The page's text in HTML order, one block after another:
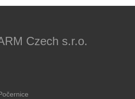
Czech s.r.o.